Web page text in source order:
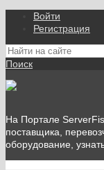
Войти
Регистрация
Поиск
На Портале
поставщика,
оборудование,